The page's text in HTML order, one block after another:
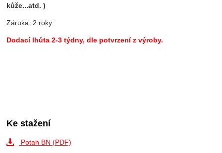
kůže...atd. )
Záruka: 2 roky.
Dodací lhůta 2-3 týdny, dle potvrzení z výroby.
Ke stažení
Potah BN (PDF)